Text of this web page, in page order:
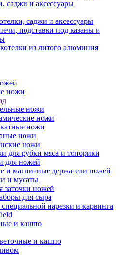
саджи и аксессуары
саджи и аксессуары
подставки под казаны и
из литого алюминия
ножи
ножи
ножи
ножи
ножи
ножи
для рубки мяса и топорики
для ножей
и магнитные держатели ножей
и мусаты
заточки ножей
для сыра
нарезки и карвинга
и кашпо
и кашпо